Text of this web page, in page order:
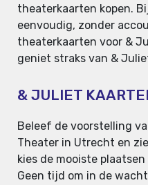
theaterkaarten kopen.
eenvoudig, zonder
theaterkaarten voor &
geniet straks van &
& JULIET
Beleef de voorstelling
Theater in Utrecht en
kies de mooiste
Geen tijd om in de